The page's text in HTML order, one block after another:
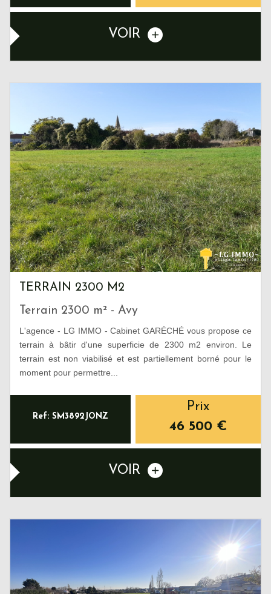
VOIR
TERRAIN 2300 M2
Terrain 2300 m² - Avy
L'agence - LG IMMO - Cabinet GARÉCHÉ vous propose ce
terrain à bâtir d'une superficie de 2300 m2 environ. Le
terrain est non viabilisé et est partiellement borné pour le
moment pour permettre...
Ref: SM3892JONZ
Prix
46 500 €
VOIR